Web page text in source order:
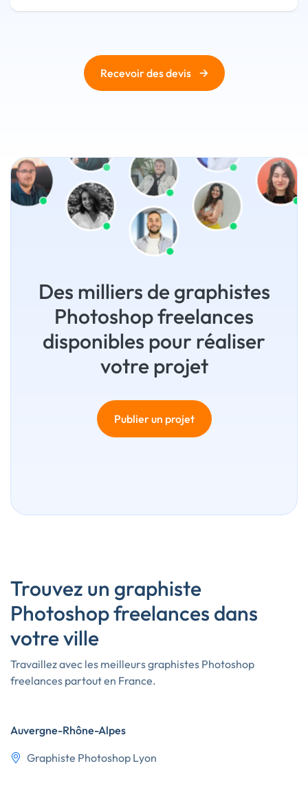
Recevoir des devis →
Des milliers de graphistes
Photoshop freelances
disponibles pour réaliser
votre projet
Publier un projet
Trouvez un graphiste
Photoshop freelances dans
votre ville
Travaillez avec les meilleurs graphistes Photoshop
freelances partout en France.
Auvergne-Rhône-Alpes
Graphiste Photoshop Lyon